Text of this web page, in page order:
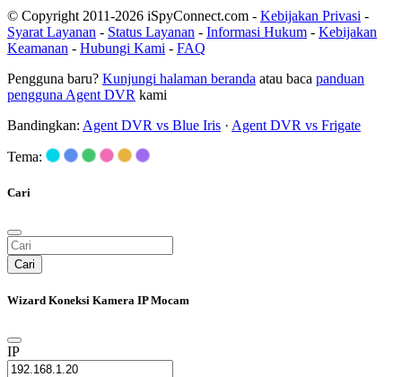
© Copyright 2011-2026 iSpyConnect.com - Kebijakan Privasi -
Syarat Layanan - Status Layanan - Informasi Hukum - Kebijakan
Keamanan - Hubungi Kami - FAQ
Pengguna baru? Kunjungi halaman beranda atau baca panduan
pengguna Agent DVR kami
Bandingkan: Agent DVR vs Blue Iris · Agent DVR vs Frigate
Tema:
Cari
Cari
Wizard Koneksi Kamera IP Mocam
IP